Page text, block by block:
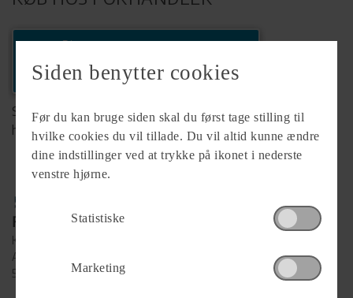
Ring
+45 64462646
Se komplet info på forhandlerens
hjemmeside
Forhandler
Kai's Caravan
Algade 76
5592 Ejby
Siden benytter cookies
Før du kan bruge siden skal du først tage stilling til
hvilke cookies du vil tillade. Du vil altid kunne ændre
dine indstillinger ved at trykke på ikonet i nederste
venstre hjørne.
Statistiske
Marketing